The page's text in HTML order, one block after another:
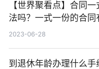
【世界聚看点】合同
法吗？一式一份的合同
2023-06-28
到退休年龄办理什么手